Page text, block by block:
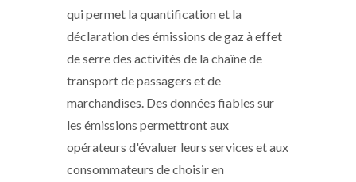
qui permet la quantification et la
déclaration des émissions de gaz à effet
de serre des activités de la chaîne de
transport de passagers et de
marchandises. Des données fiables sur
les émissions permettront aux
opérateurs d'évaluer leurs services et aux
consommateurs de choisir en